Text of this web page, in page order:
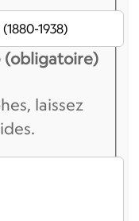
(obligatoire)
laissez